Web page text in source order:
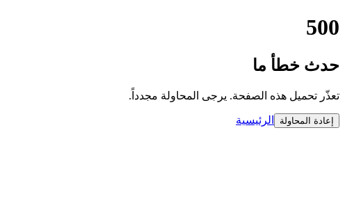
500
حدث خطأ ما
تعذّر تحميل هذه الصفحة. يرجى المحاولة مجدداً.
إعادة المحاولة الرئيسية